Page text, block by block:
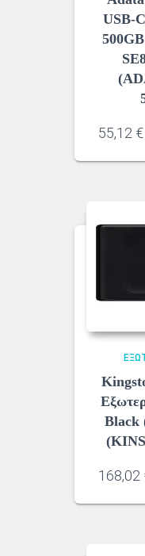
USB-
55,12 €
Black
168,02